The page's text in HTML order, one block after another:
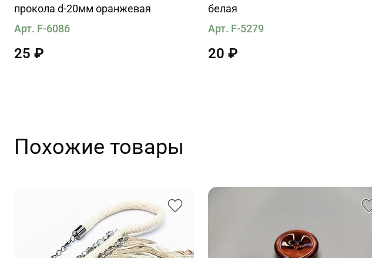
прокола d-20мм оранжевая
Арт. F-6086
25 ₽
белая
Арт. F-5279
20 ₽
Похожие товары